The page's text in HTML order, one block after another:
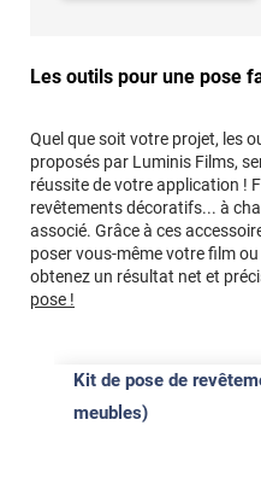
Les outils pour une pose
Quel que soit votre projet, les
proposés par Luminis Films,
réussite de votre application !
revêtements décoratifs... à
associé. Grâce à ces
poser vous-même votre film
obtenez un résultat net et
pose !
Kit de pose de
meubles)